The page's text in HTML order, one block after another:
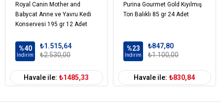
Kedi Maması
Kampanya
Çoklu Paket
Kedi Maması
Kıvam
Kedi Irk Özelliği Tümüne Uygun
Royal Canin Mother and
Babycat Anne ve Yavru Kedi
Konservesi 195 gr 12 Adet
%40
İndirim
₺1.515,64
₺2.530,00
Havale ile: ₺1485,33
Purina Gourmet Gold Kıyılmış
Ton Balıklı 85 gr 24 Adet
%23
İndirim
₺847,80
₺1.100,00
Havale ile: ₺830,84